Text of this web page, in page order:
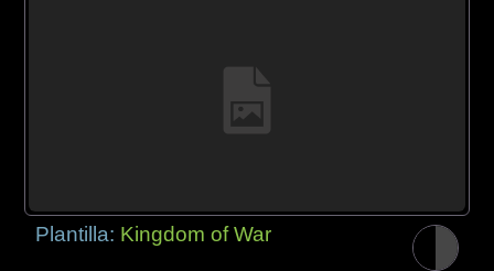
Plantilla: Kingdom of War